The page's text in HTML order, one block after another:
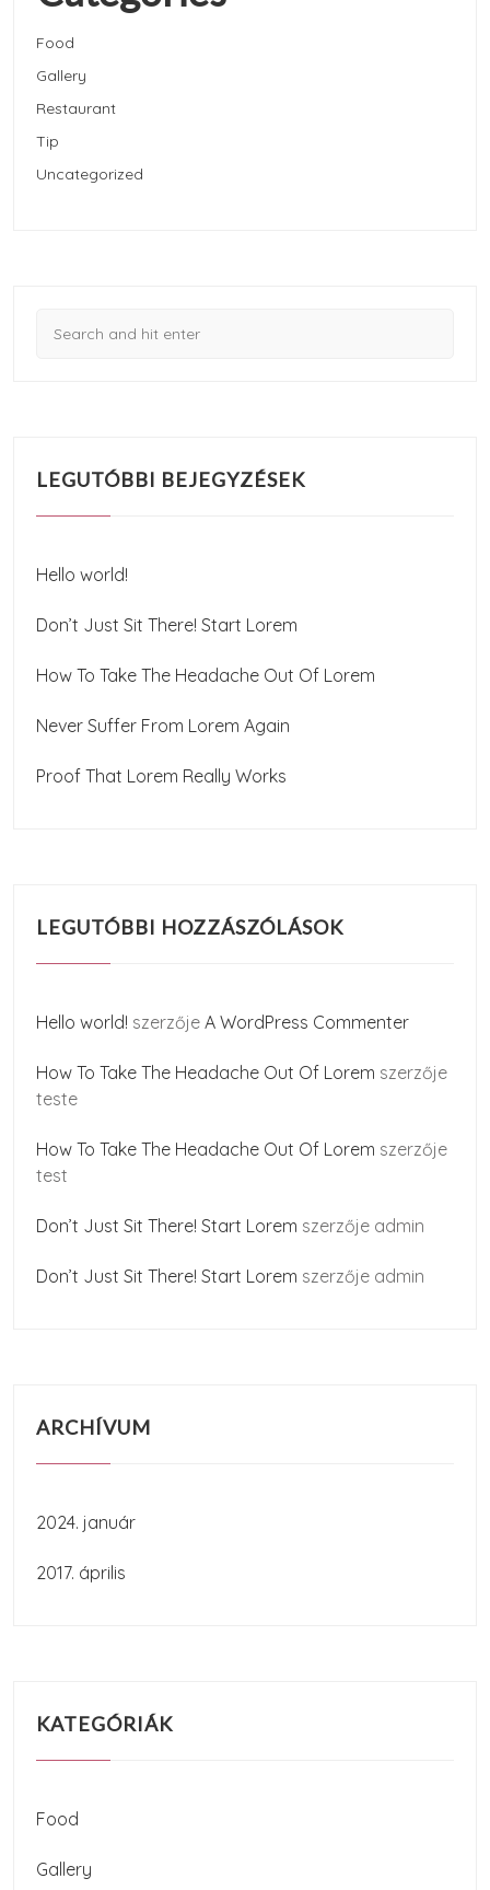
Food
Gallery
Restaurant
Tip
Uncategorized
LEGUTÓBBI BEJEGYZÉSEK
Hello world!
Don’t Just Sit There! Start Lorem
How To Take The Headache Out Of Lorem
Never Suffer From Lorem Again
Proof That Lorem Really Works
LEGUTÓBBI HOZZÁSZÓLÁSOK
Hello world! szerzője A WordPress Commenter
How To Take The Headache Out Of Lorem szerzője
teste
How To Take The Headache Out Of Lorem szerzője
test
Don’t Just Sit There! Start Lorem szerzője admin
Don’t Just Sit There! Start Lorem szerzője admin
ARCHÍVUM
2024. január
2017. április
KATEGÓRIÁK
Food
Gallery